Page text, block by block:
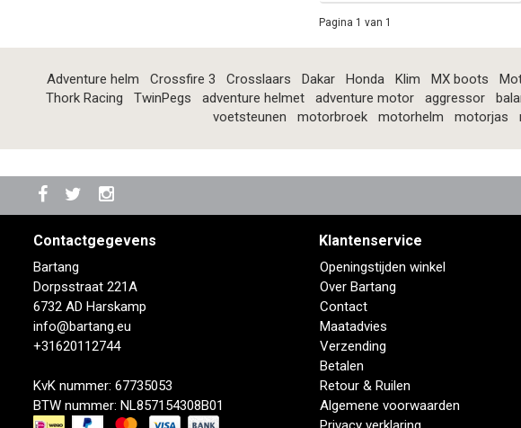
Pagina 1 van 1
Adventure helm Crossfire 3 Crosslaars Dakar Honda Klim MX boots
Thork Racing
TwinPegs adventure helmet adventure motor aggressor
voetsteunen
motorbroek motorhelm motorjas
Contactgegevens
Bartang
Dorpsstraat 221A
6732 AD Harskamp
info@bartang.eu
+31620112744
KvK nummer: 67735053
BTW nummer: NL857154308B01
Klantenservice
Openingstijden winkel
Over Bartang
Contact
Maatadvies
Verzending
Betalen
Retour & Ruilen
Algemene voorwaarden